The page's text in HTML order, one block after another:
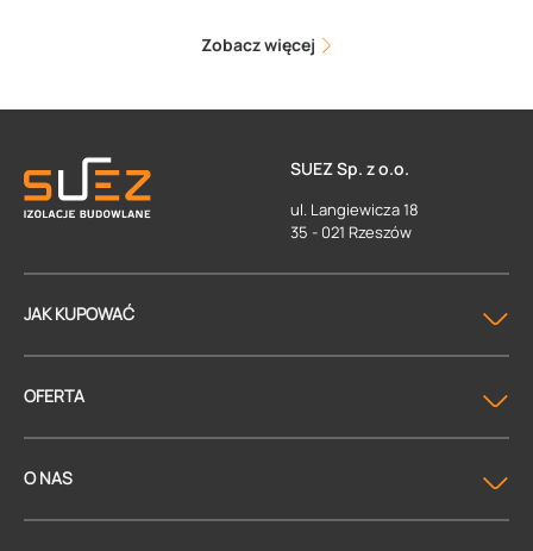
Zobacz więcej
SUEZ Sp. z o.o.
ul. Langiewicza 18
35 - 021 Rzeszów
JAK KUPOWAĆ
OFERTA
O NAS